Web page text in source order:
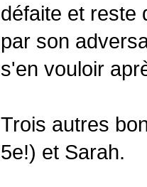
défaite et reste
par son
s'en vouloir
Trois autres
5e!) et Sarah.